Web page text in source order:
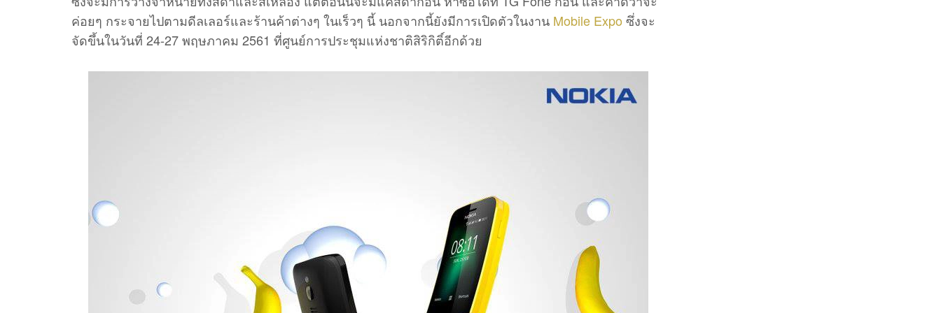
ค่อยๆ กระจายไปตามดีลเลอร์และร้านค้าต่างๆ ในเร็วๆ นี้ นอกจากนี้ยังมีการเปิดตัวในงาน Mobile Expo ซึ่งจะ
จัดขึ้นในวันที่ 24-27 พฤษภาคม 2561 ที่ศูนย์การประชุมแห่งชาติสิริกิติ์อีกด้วย